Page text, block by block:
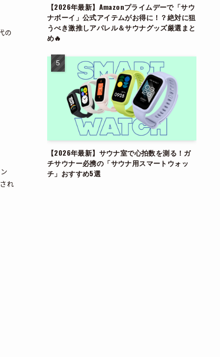
の
れ
【2026年最新】Amazonプライムデーで「サウ
ナボーイ」公式アイテムがお得に！？絶対に狙
うべき激推しアパレル＆サウナグッズ厳選まと
め🔥
【2026年最新】サウナ室で心拍数を測る！ガ
チサウナー必携の「サウナ用スマートウォッ
チ」おすすめ5選